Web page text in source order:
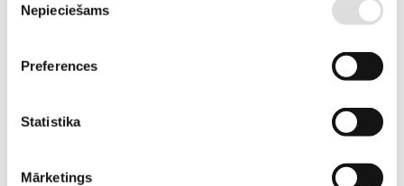
izvēle
Nepieciešams
Preferences
Statistika
Mārketings
Cellpower ražotās akumulatoru baterijas ir neapkalpojamas
pieļaujams novietot arī darbam horizontālā stāvoklī (uz sāniem)
Tehniskā specifikācija
SVARS 10.7 kg